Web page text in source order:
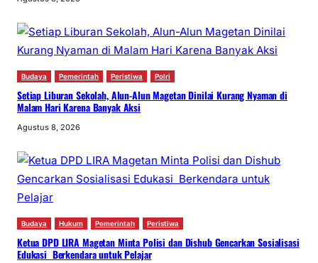
Budaya Pemerintah Peristiwa Polri
Setiap Liburan Sekolah, Alun-Alun Magetan Dinilai Kurang Nyaman di
Malam Hari Karena Banyak Aksi
Agustus 8, 2026
Budaya Hukum Pemerintah Peristiwa
Ketua DPD LIRA Magetan Minta Polisi dan Dishub Gencarkan Sosialisasi
Edukasi Berkendara untuk Pelajar